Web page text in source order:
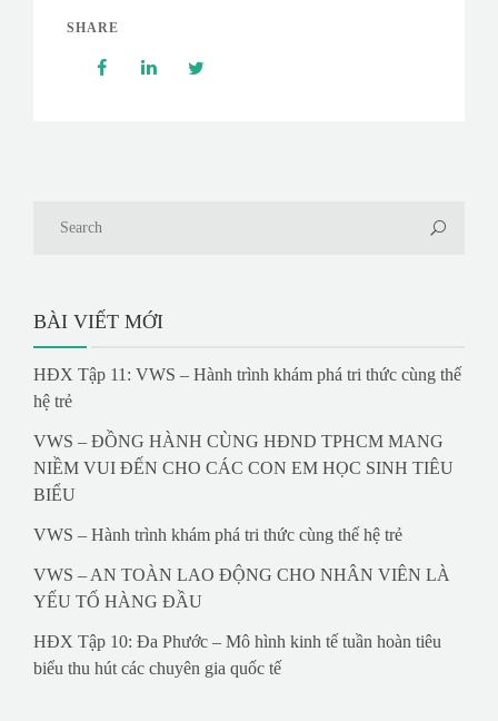
SHARE
BÀI VIẾT MỚI
HĐX Tập 11: VWS – Hành trình khám phá tri thức cùng thế
hệ trẻ
VWS – ĐỒNG HÀNH CÙNG HĐND TPHCM MANG
NIỀM VUI ĐẾN CHO CÁC CON EM HỌC SINH TIÊU
BIỂU
VWS – Hành trình khám phá tri thức cùng thế hệ trẻ
VWS – AN TOÀN LAO ĐỘNG CHO NHÂN VIÊN LÀ
YẾU TỐ HÀNG ĐẦU
HĐX Tập 10: Đa Phước – Mô hình kinh tế tuần hoàn tiêu
biểu thu hút các chuyên gia quốc tế